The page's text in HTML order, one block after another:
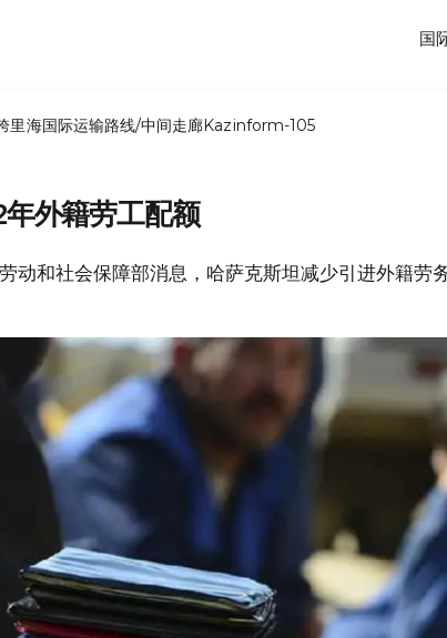
国
里海国际运输路线/中间走廊Kazinform-105
外籍劳工配额
动和社会保障部消息，哈萨克斯坦减少引进外籍劳